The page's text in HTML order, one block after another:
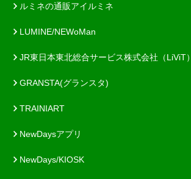
ルミネの通販アイルミネ
LUMINE/NEWoMan
JR東日本東北総合サービス株式会社（LiViT）
GRANSTA(グランスタ)
TRAINIART
NewDaysアプリ
NewDays/KIOSK